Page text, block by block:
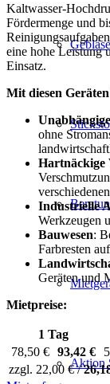
Aktion
Kaltwasser-
Fördermenge und
eine hohe Leistung
Einsatz.
Mit diesen
ohne
Hartnäckige
Industrielle
Werkzeugen
Bauwesen:
Farbresten
Geräten und
Mietpreise:
1 Tag
78,50 € 93,42 €
zzgl. 22,00 € /